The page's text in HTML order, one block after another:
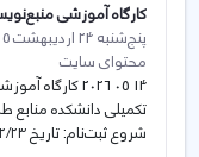
کارگاه آموزشی
پنج‌شنبه 24 اردیبهشت 1405
محتوای سایت
14 05 2026
تکمیلی دانشکده منابع
شروع ثبت‌نام: تاریخ ۱۴۰۵/۰۲/۲۳• پایان ثبت‌نام: تاریخ ۱۴۰۵/۰۲/۲۶• زمان...